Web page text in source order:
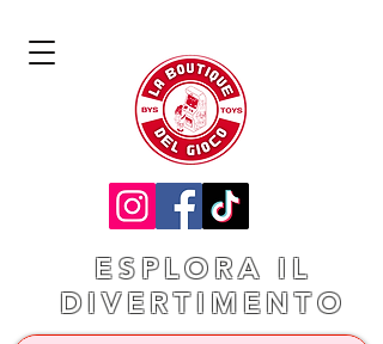
ESPLORA IL
DIVERTIMENTO